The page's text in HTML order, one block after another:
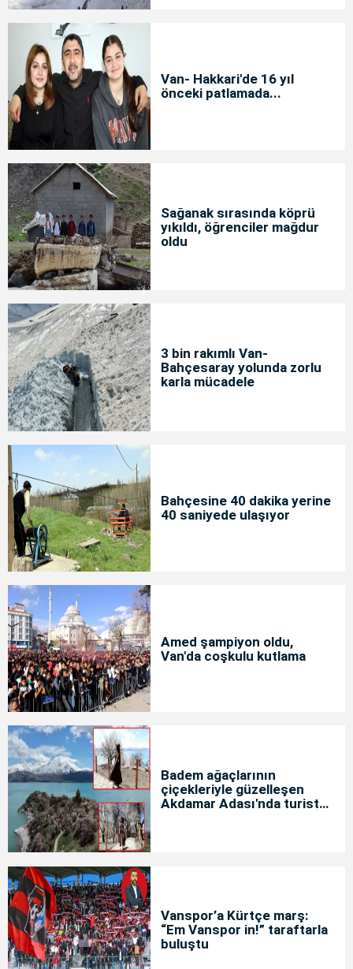
Van- Hakkari'de 16 yıl
önceki patlamada...
Sağanak sırasında köprü
yıkıldı, öğrenciler mağdur
oldu
3 bin rakımlı Van-
Bahçesaray yolunda zorlu
karla mücadele
Bahçesine 40 dakika yerine
40 saniyede ulaşıyor
Amed şampiyon oldu,
Van'da coşkulu kutlama
Badem ağaçlarının
çiçekleriyle güzelleşen
Akdamar Adası'nda turist
Vanspor’a Kürtçe marş:
“Em Vanspor in!” taraftarla
buluştu